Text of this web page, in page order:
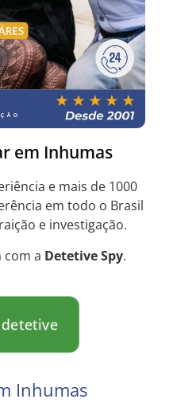
em Inhumas
e mais de 1000
em todo o Brasil
e investigação.
com a Detetive Spy.
Inhumas